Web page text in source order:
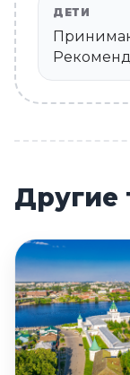
ДЕТИ
Другие